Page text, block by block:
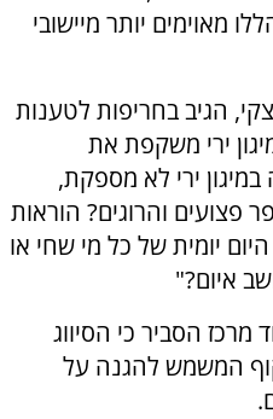
מאוימים יותר מיישובי
הגיב בחריפות לטענות
ירי משקפת את
ירי לא מספקת,
פצועים והרוגים? הוראות
יומית של כל מי שחי או
איום?"
הסביר כי הסיווג
המשמש להגנה על